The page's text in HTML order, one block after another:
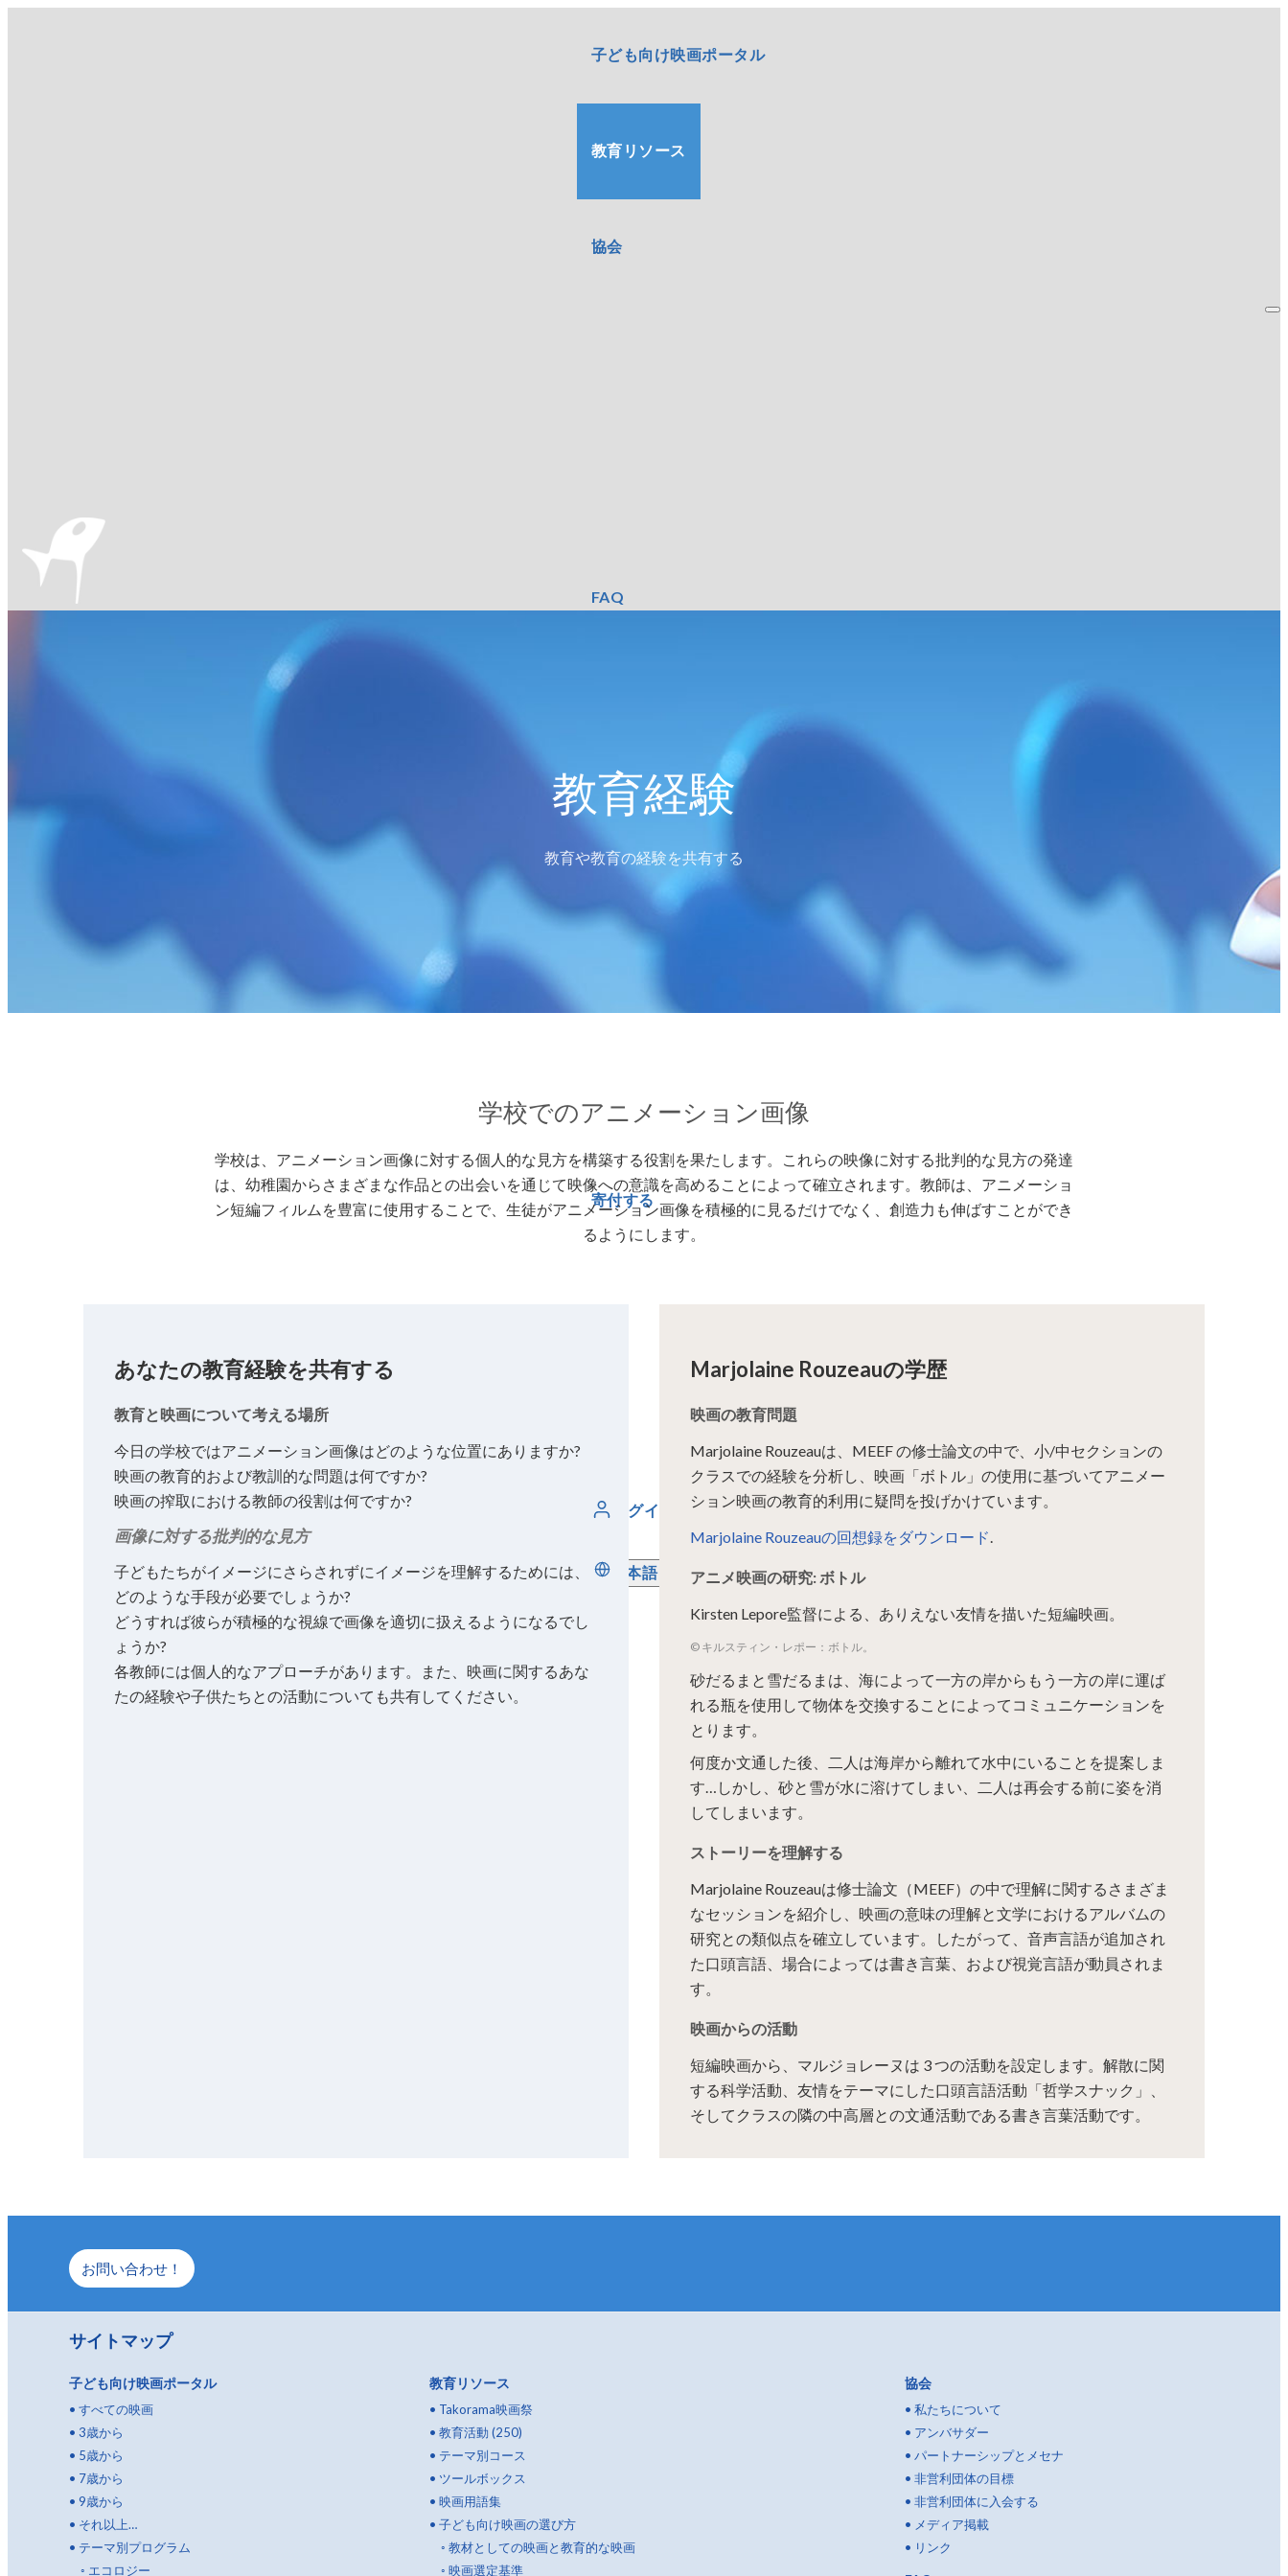
子ども向け映画ポータル
教育リソース
協会
FAQ
寄付する
ログイン
日本語
教育経験
教育や教育の経験を共有する
学校でのアニメーション画像
学校は、アニメーション画像に対する個人的な見方を構築する役割を果たします。これらの映像に対する批判的な見方の発達
は、幼稚園からさまざまな作品との出会いを通じて映像への意識を高めることによって確立されます。教師は、アニメーショ
ン短編フィルムを豊富に使用することで、生徒がアニメーション画像を積極的に見るだけでなく、創造力も伸ばすことができ
るようにします。
あなたの教育経験を共有する
教育と映画について考える場所
今日の学校ではアニメーション画像はどのような位置にありますか?
映画の教育的および教訓的な問題は何ですか?
映画の搾取における教師の役割は何ですか?
画像に対する批判的な見方
子どもたちがイメージにさらされずにイメージを理解するためには、
どのような手段が必要でしょうか?
どうすれば彼らが積極的な視線で画像を適切に扱えるようになるでし
ょうか?
各教師には個人的なアプローチがあります。また、映画に関するあな
たの経験や子供たちとの活動についても共有してください。
Marjolaine Rouzeauの学歴
映画の教育問題
Marjolaine Rouzeauは、MEEF の修士論文の中で、小/中セクションの
クラスでの経験を分析し、映画「ボトル」の使用に基づいてアニメー
ション映画の教育的利用に疑問を投げかけています。
Marjolaine Rouzeauの回想録をダウンロード.
アニメ映画の研究: ボトル
Kirsten Lepore監督による、ありえない友情を描いた短編映画。
© キルスティン・レポー：ボトル。
砂だるまと雪だるまは、海によって一方の岸からもう一方の岸に運ば
れる瓶を使用して物体を交換することによってコミュニケーションを
とります。
何度か文通した後、二人は海岸から離れて水中にいることを提案しま
す…しかし、砂と雪が水に溶けてしまい、二人は再会する前に姿を消
してしまいます。
ストーリーを理解する
Marjolaine Rouzeauは修士論文（MEEF）の中で理解に関するさまざま
なセッションを紹介し、映画の意味の理解と文学におけるアルバムの
研究との類似点を確立しています。したがって、音声言語が追加され
た口頭言語、場合によっては書き言葉、および視覚言語が動員されま
す。
映画からの活動
短編映画から、マルジョレーヌは 3 つの活動を設定します。解散に関
する科学活動、友情をテーマにした口頭言語活動「哲学スナック」、
そしてクラスの隣の中高層との文通活動である書き言葉活動です。
お問い合わせ！
サイトマップ
子ども向け映画ポータル
• すべての映画
• 3歳から
• 5歳から
• 7歳から
• 9歳から
• それ以上…
• テーマ別プログラム
◦ エコロジー
教育リソース
• Takorama映画祭
• 教育活動 (250)
• テーマ別コース
• ツールボックス
• 映画用語集
• 子ども向け映画の選び方
◦ 教材としての映画と教育的な映画
◦ 映画選定基準
協会
• 私たちについて
• アンバサダー
• パートナーシップとメセナ
• 非営利団体の目標
• 非営利団体に入会する
• メディア掲載
• リンク